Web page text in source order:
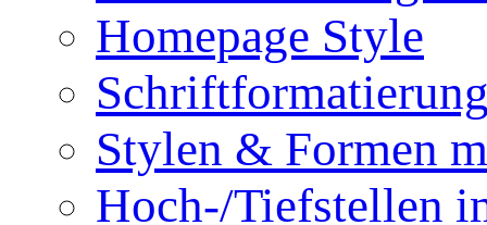
Homepage Style
Stylen & Formen
Hoch-/Tiefstellen